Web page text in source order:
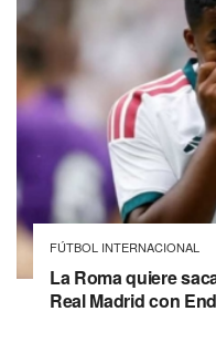
FÚTBOL INTERNACIONAL
La Roma quiere
Real Madrid con